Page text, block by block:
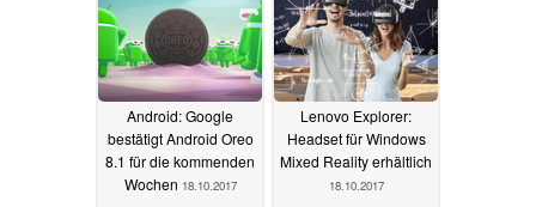
Android: Google
bestätigt Android Oreo
8.1 für die kommenden
Wochen 18.10.2017
Lenovo Explorer:
Headset für Windows
Mixed Reality erhältlich
18.10.2017